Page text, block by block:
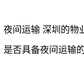
间运输 深圳的
否具备夜间运输